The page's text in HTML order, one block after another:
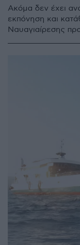
Ακόμα δεν έχει
εκπόνηση και
Ναυαγιαίρεσης